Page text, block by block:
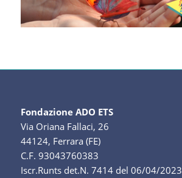
Fondazione ADO ETS
Via Oriana Fallaci, 26
44124, Ferrara (FE)
C.F. 93043760383
Iscr.Runts det.N. 7414 del 06/04/2023